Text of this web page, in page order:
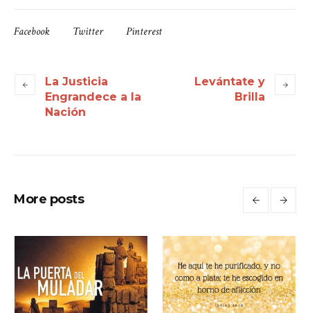
Facebook Twitter Pinterest
La Justicia
Engrandece a la
Nación
Levántate y
Brilla
More posts